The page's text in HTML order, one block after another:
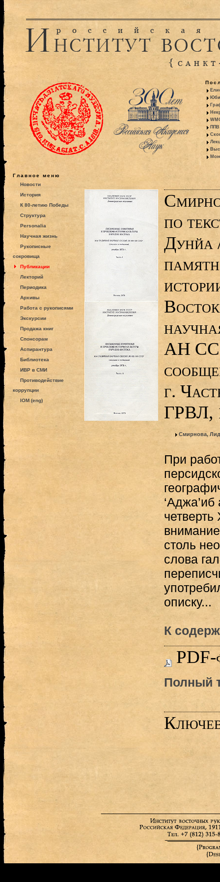
ППВ
Главное меню
Новости
История
К 80-летию Победы
Структура
Personalia
Научная жизнь
Рукописные
сокровища
Публикации
Лекторий
Периодика
Архивы
Работа с рукописями
Экскурсии
Продажа книг
Спонсорам
Аспирантура
Библиотека
ИВР в СМИ
Противодействие
коррупции
IOM (eng)
по
Дунйа
АН
г.
ГРВЛ,
Смирнова,
При
столь
слова
описку...
К
PDF-
Полный